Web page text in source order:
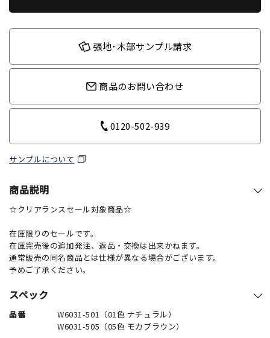
張地･木部サンプル請求
商品のお問い合わせ
0120-502-939
サンプルについて
商品説明
☆クリアランスセール対象商品☆
在庫限りのセールです。
在庫完売後の追加発注、返品・交換は出来かねます。
通常販売の同名商品とは仕様が異なる場合がございます。
予めご了承ください。
スペック
品番
W6031-501（01色 ナチュラル）
W6031-505（05色 モカブラウン）